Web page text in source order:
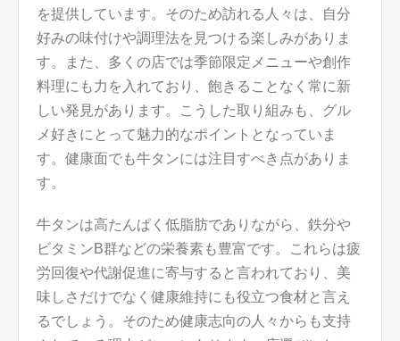
を提供しています。そのため訪れる人々は、自分
好みの味付けや調理法を見つける楽しみがありま
す。また、多くの店では季節限定メニューや創作
料理にも力を入れており、飽きることなく常に新
しい発見があります。こうした取り組みも、グル
メ好きにとって魅力的なポイントとなっていま
す。健康面でも牛タンには注目すべき点がありま
す。
牛タンは高たんぱく低脂肪でありながら、鉄分や
ビタミンB群などの栄養素も豊富です。これらは疲
労回復や代謝促進に寄与すると言われており、美
味しさだけでなく健康維持にも役立つ食材と言え
るでしょう。そのため健康志向の人々からも支持